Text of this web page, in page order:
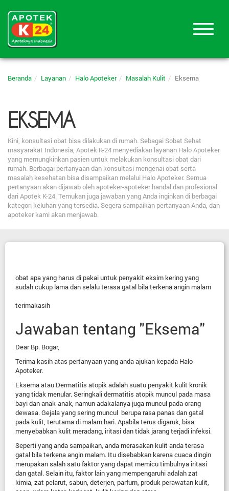
Beranda Layanan Halo Apoteker Masalah Kulit Eksema
EKSEMA
Kini, konsultasi obat bisa dilakukan di rumah. Sebagai Sobat Sehat
masyarakat Indonesia, Apotek K-24 menyediakan layanan Halo Apoteker
yang memungkinkan pasien untuk melakukan konsultasi obat dari
rumah. Berbagai pertanyaan dan konsultasi mengenai obat serta
masalah kesehatan bisa disampaikan melalui Halo Apoteker. Semua
pertanyaan akan dijawab oleh apoteker-apoteker handal dan profesional
dari Apotek K-24. Temukan juga jawaban yang Anda inginkan di berbagai
kategori keluhan yang tersedia. Segera sampaikan pertanyaan Anda, dan
apoteker kami akan menjawab.
obat apa yang harus di pakai untuk penyakit eksim kering yang
sudah cukup lama dan selalu terasa gatal bila terkena angin malam
terimakasih
Jawaban tentang "Eksema"
Dear Bp. Bogar,
Terima kasih atas pertanyaan yang anda ajukan kepada Halo
Apoteker.
Eksema atau Dermatitis atopik adalah suatu penyakit kulit kronik
yang tidak menular. Seringkali dermatitis atopik muncul pada masa
bayi dan anak-anak, namun adakalanya juga muncul pada orang
dewasa. Gejala yang sering muncul berupa rasa panas dan gatal
pada kulit, terutama di malam hari. Apabila terus digaruk, bisa
menyebabkan kulit meradang, iritasi dan tidak jarang terjadi infeksi.
Seperti yang anda sampaikan, anda merasakan kulit anda terasa
gatal bila terkena angin malam. Itu disebabkan karena cuaca dingin
merupakan salah satu faktor yang dapat memicu timbulnya iritasi
dan gatal. Selain itu, faktor lain yang mempengaruhi adalah zat
kimia, zat pelarut, sabun, deterjen, parfum, produk perawatan kulit,